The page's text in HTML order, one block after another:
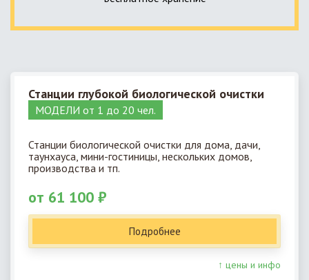
Станции глубокой биологической очистки
МОДЕЛИ от 1 до 20 чел.
Станции биологической очистки для дома, дачи,
таунхауса, мини-гостиницы, нескольких домов,
производства и тп.
от 61 100 ₽
Подробнее
↑ цены и инфо